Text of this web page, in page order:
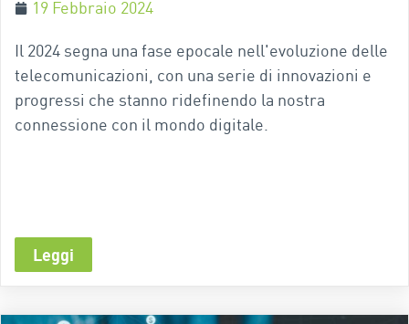
19 Febbraio 2024
Il 2024 segna una fase epocale nell'evoluzione delle
telecomunicazioni, con una serie di innovazioni e
progressi che stanno ridefinendo la nostra
connessione con il mondo digitale.
Leggi